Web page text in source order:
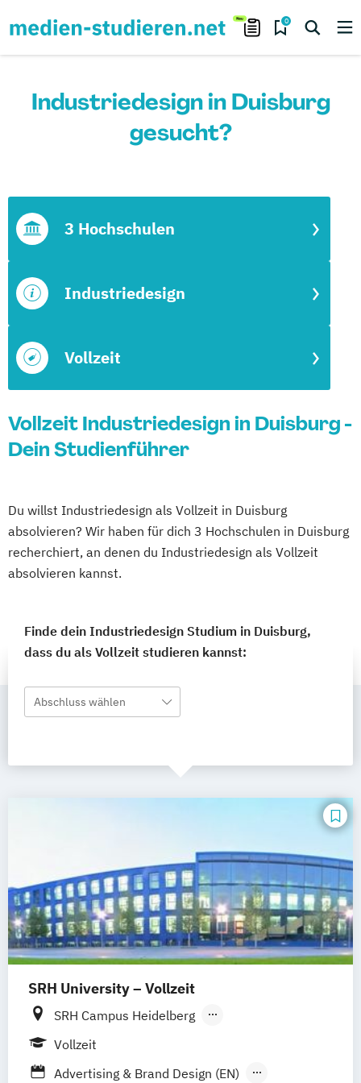
0
Industriedesign in Duisburg
gesucht?
Vollzeit
Industriedesign
3 Hochschulen
Vollzeit Industriedesign in Duisburg -
Dein Studienführer
Du willst Industriedesign als Vollzeit in Duisburg
absolvieren? Wir haben für dich 3 Hochschulen in Duisburg
recherchiert, an denen du Industriedesign als Vollzeit
absolvieren kannst.
Finde dein Industriedesign Studium in Duisburg,
dass du als Vollzeit studieren kannst:
Abschluss wählen
SRH University – Vollzeit
SRH Campus Heidelberg
SRH Campus Berlin
Vollzeit
Advertising & Brand Design (EN)